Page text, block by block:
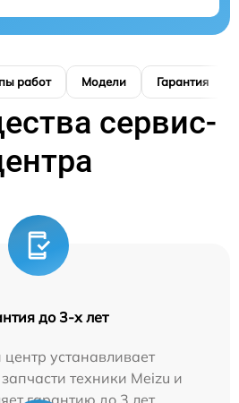
работ Модели Гарантия
сервис-
до 3-х лет
устанавливает
техники Meizu и
гарантию до 3 лет.